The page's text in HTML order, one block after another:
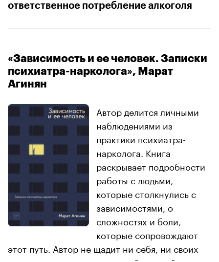
ответственное потребление алкоголя
«Зависимость и ее человек. Записки
психиатра-нарколога», Марат
Агинян
Автор делится личными
наблюдениями из
практики психиатра-
нарколога. Книга
раскрывает подробности
работы с людьми,
которые столкнулись с
зависимостями, о
сложностях и боли,
которые сопровождают
этот путь. Автор не щадит ни себя, ни своих